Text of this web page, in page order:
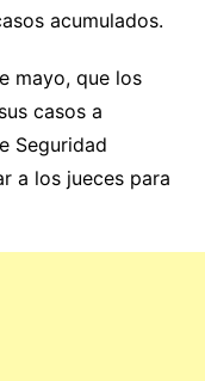
acumulados.
mayo, que los
casos a
Seguridad
a los jueces para